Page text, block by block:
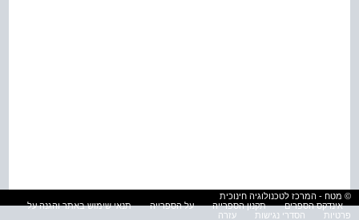
© מטח - המרכז לטכנולוגיה חינוכית
אינדקס הספרים
תקנון הספרייה על הספרייה
תנאי שימוש באתר והגנה על
פרטיות
הסדרי נגישות עזרה